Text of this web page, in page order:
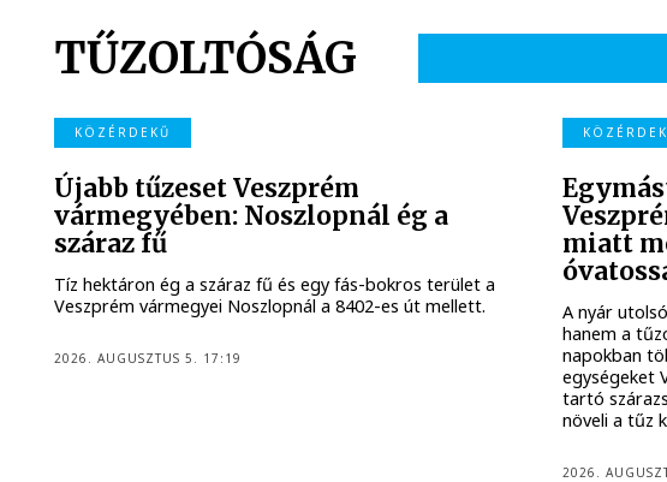
TŰZOLTÓSÁG
KÖZÉRDEKŰ
Újabb tűzeset Veszprém
vármegyében: Noszlopnál ég a
száraz fű
Tíz hektáron ég a száraz fű és egy fás-bokros terület a
Veszprém vármegyei Noszlopnál a 8402-es út mellett.
2026. AUGUSZTUS 5. 17:19
miatt
A nyár
hanem a
napokban
egységeket
tartó
növeli a tűz
2026.